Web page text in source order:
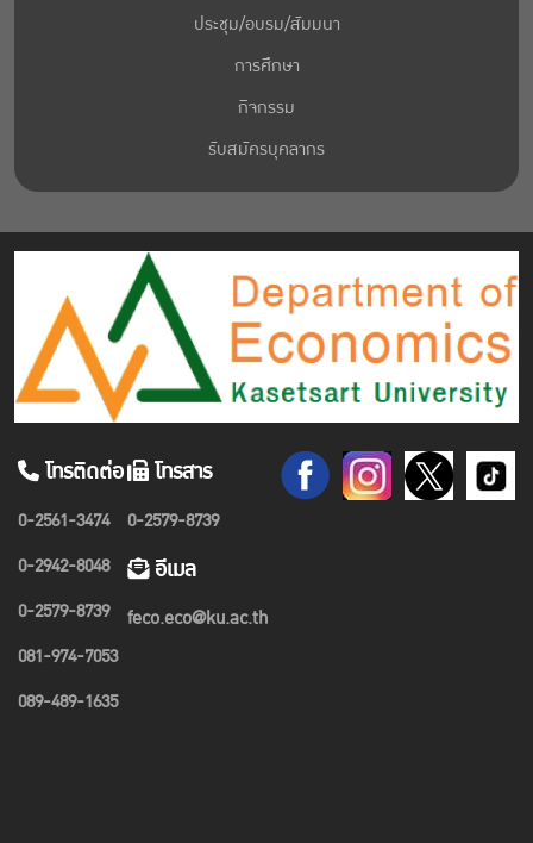
ประชุม/อบรม/สัมมนา
การศึกษา
กิจกรรม
รับสมัครบุคลากร
โทรติดต่อ
0-2561-3474
0-2942-8048
0-2579-8739
081-974-7053
089-489-1635
โทรสาร
0-2579-8739
อีเมล
feco.eco@ku.ac.th